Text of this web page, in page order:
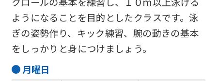
ようになることを目的としたクラスです。泳
ぎの姿勢作り、キック練習、腕の動きの基本
をしっかりと身につけましょう。
月曜日